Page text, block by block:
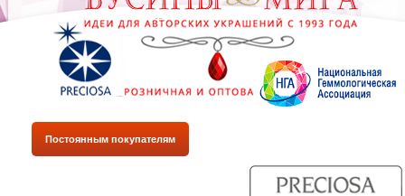
Постоянным покупателям